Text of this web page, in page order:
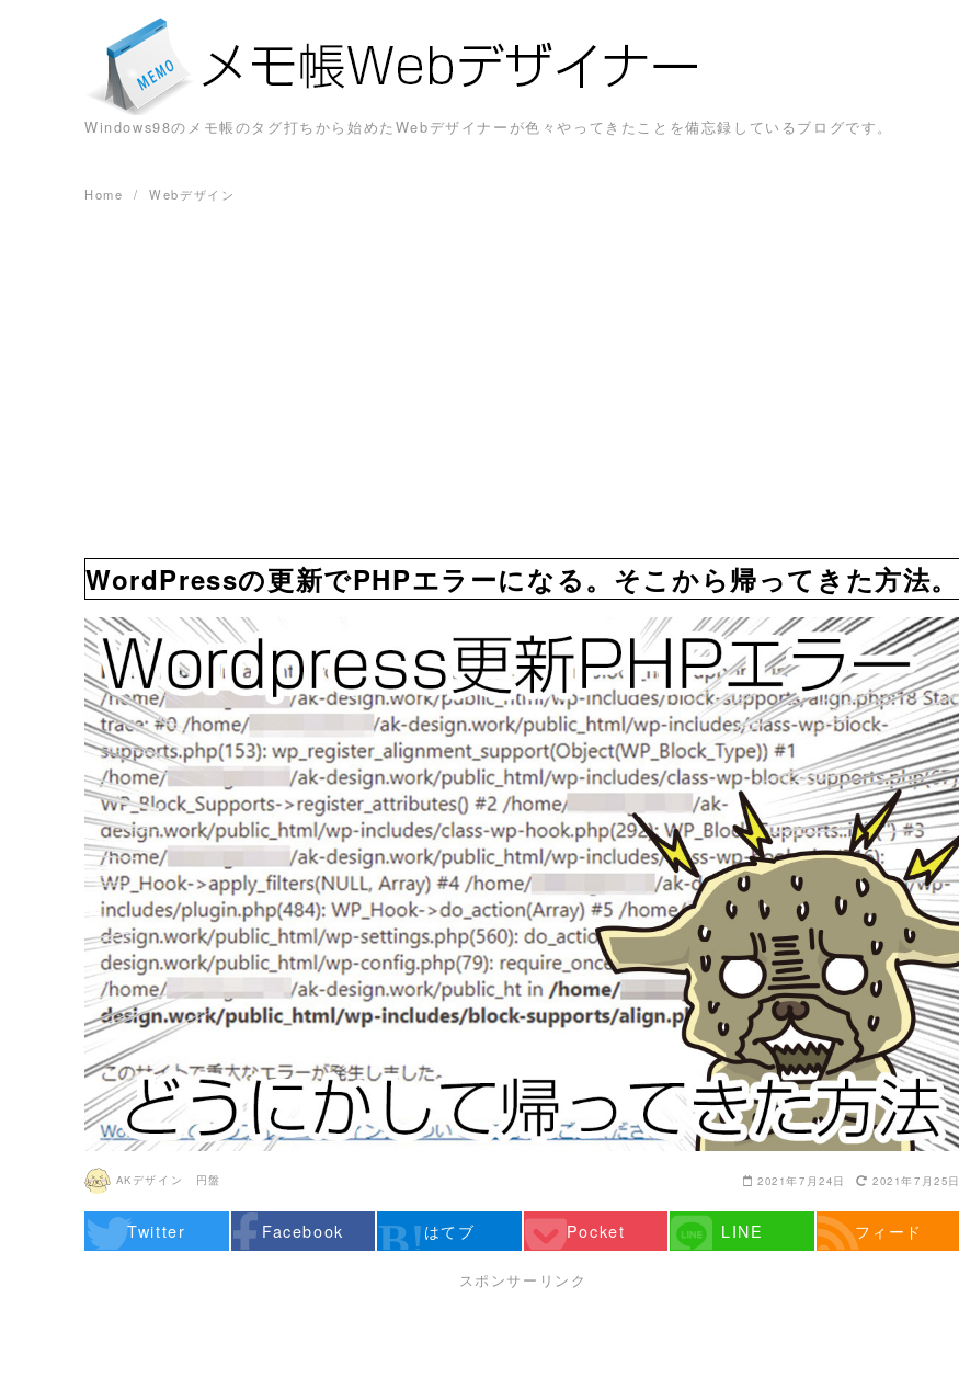
Windows98のメモ帳のタグ打ちから始めたWebデザイナーが色々やってきたことを備忘録しているブログです。
Home Webデザイン
WordPressの更新でPHPエラーになる。そこから帰ってきた方法。
AKデザイン 円盤 2021年7月24日 2021年7月25日
Twitter Facebook はてブ Pocket LINE フィード
スポンサーリンク